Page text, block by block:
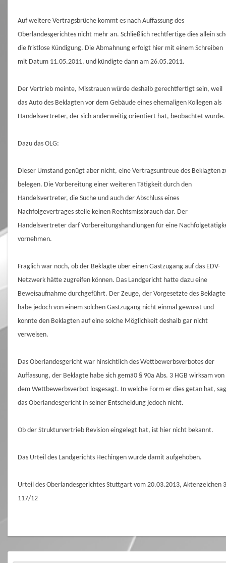
Auf weitere Vertragsbrüche kommt es nach Auffassung des
Oberlandesgerichtes nicht mehr an. Schließlich rechtfertige dies allein
die fristlose Kündigung. Die Abmahnung erfolgt hier mit einem Schreiben
mit Datum 11.05.2011, und kündigte dann am 26.05.2011.
Der Vertrieb meinte, Misstrauen würde deshalb gerechtfertigt sein, weil
das Auto des Beklagten vor dem Gebäude eines ehemaligen Kollegen als
Handelsvertreter, der sich anderweitig orientiert hat, beobachtet wurde.
Dazu das OLG:
Dieser Umstand genügt aber nicht, eine Vertragsuntreue des Beklagten
belegen. Die Vorbereitung einer weiteren Tätigkeit durch den
Handelsvertreter, die Suche und auch der Abschluss eines
Nachfolgevertrages stelle keinen Rechtsmissbrauch dar. Der
Handelsvertreter darf Vorbereitungshandlungen für eine
vornehmen.
Fraglich war noch, ob der Beklagte über einen Gastzugang auf das EDV-
Netzwerk hätte zugreifen können. Das Landgericht hatte dazu eine
Beweisaufnahme durchgeführt. Der Zeuge, der Vorgesetzte des Beklagte
habe jedoch von einem solchen Gastzugang nicht einmal gewusst und
konnte den Beklagten auf eine solche Möglichkeit deshalb gar nicht
verweisen.
Das Oberlandesgericht war hinsichtlich des Wettbewerbsverbotes der
Auffassung, der Beklagte habe sich gemä0 § 90a Abs. 3 HGB wirksam von
dem Wettbewerbsverbot losgesagt. In welche Form er dies getan hat,
das Oberlandesgericht in seiner Entscheidung jedoch nicht.
Ob der Strukturvertrieb Revision eingelegt hat, ist hier nicht bekannt.
Das Urteil des Landgerichts Hechingen wurde damit aufgehoben.
Urteil des Oberlandesgerichtes Stuttgart vom 20.03.2013, Aktenzeichen
117/12